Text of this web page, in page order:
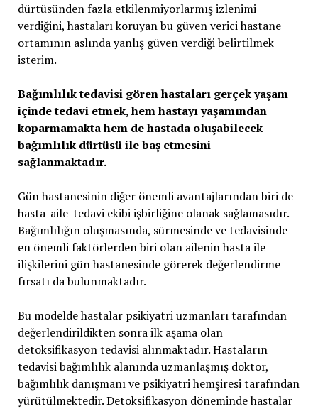
dürtüsünden fazla etkilenmiyorlarmış izlenimi
verdiğini, hastaları koruyan bu güven verici hastane
ortamının aslında yanlış güven verdiği belirtilmek
isterim.
Bağımlılık tedavisi gören hastaları gerçek yaşam
içinde tedavi etmek, hem hastayı yaşamından
koparmamakta hem de hastada oluşabilecek
bağımlılık dürtüsü ile baş etmesini
sağlanmaktadır.
Gün hastanesinin diğer önemli avantajlarından biri de
hasta-aile-tedavi ekibi işbirliğine olanak sağlamasıdır.
Bağımlılığın oluşmasında, sürmesinde ve tedavisinde
en önemli faktörlerden biri olan ailenin hasta ile
ilişkilerini gün hastanesinde görerek değerlendirme
fırsatı da bulunmaktadır.
Bu modelde hastalar psikiyatri uzmanları tarafından
değerlendirildikten sonra ilk aşama olan
detoksifikasyon tedavisi alınmaktadır. Hastaların
tedavisi bağımlılık alanında uzmanlaşmış doktor,
bağımlılık danışmanı ve psikiyatri hemşiresi tarafından
yürütülmektedir. Detoksifikasyon döneminde hastalar